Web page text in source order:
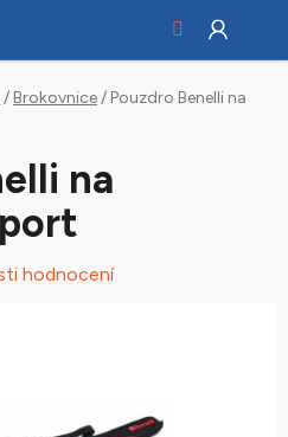
/ Brokovnice/ Pouzdro Benelli na
na
hodnocení